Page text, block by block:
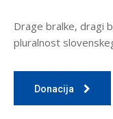
Drage bralke, dragi
pluralnost
Donacija